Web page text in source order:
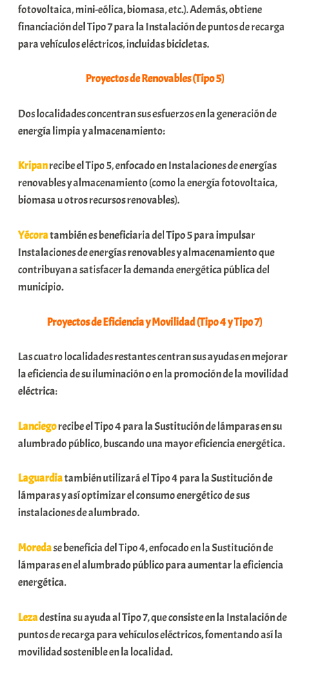
fotovoltaica, mini-eólica, biomasa, etc.). Además, obtiene
financiación del Tipo 7 para la Instalación de puntos de recarga
para vehículos eléctricos, incluidas bicicletas.
Proyectos de Renovables (Tipo 5)
Dos localidades concentran sus esfuerzos en la generación de
energía limpia y almacenamiento:
Kripanrecibe el Tipo 5, enfocado en Instalaciones de energías
renovables y almacenamiento (como la energía fotovoltaica,
biomasa u otros recursos renovables).
Yécoratambién es beneficiaria del Tipo 5 para impulsar
Instalaciones de energías renovables y almacenamiento que
contribuyan a satisfacer la demanda energética pública del
municipio.
Proyectos de Eficiencia y Movilidad (Tipo 4 y Tipo 7)
Las cuatro localidades restantes centran sus ayudas en mejorar
la eficiencia de su iluminación o en la promoción de la movilidad
eléctrica:
Lanciegorecibe el Tipo 4 para la Sustitución de lámparas en su
alumbrado público, buscando una mayor eficiencia energética.
Laguardiatambién utilizará el Tipo 4 para la Sustitución de
lámparas y así optimizar el consumo energético de sus
instalaciones de alumbrado.
Moredase beneficia del Tipo 4, enfocado en la Sustitución de
lámparas en el alumbrado público para aumentar la eficiencia
energética.
Lezadestina su ayuda al Tipo 7, que consiste en la Instalación de
puntos de recarga para vehículos eléctricos, fomentando así la
movilidad sostenible en la localidad.